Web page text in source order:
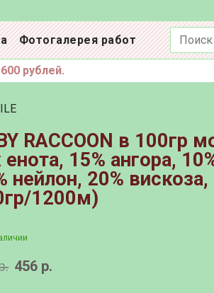
Фотогалерея работ
рублей.
RACCOON в 100гр
енота, 15% ангора,
нейлон, 20% вискоза,
1200м)
456 р.